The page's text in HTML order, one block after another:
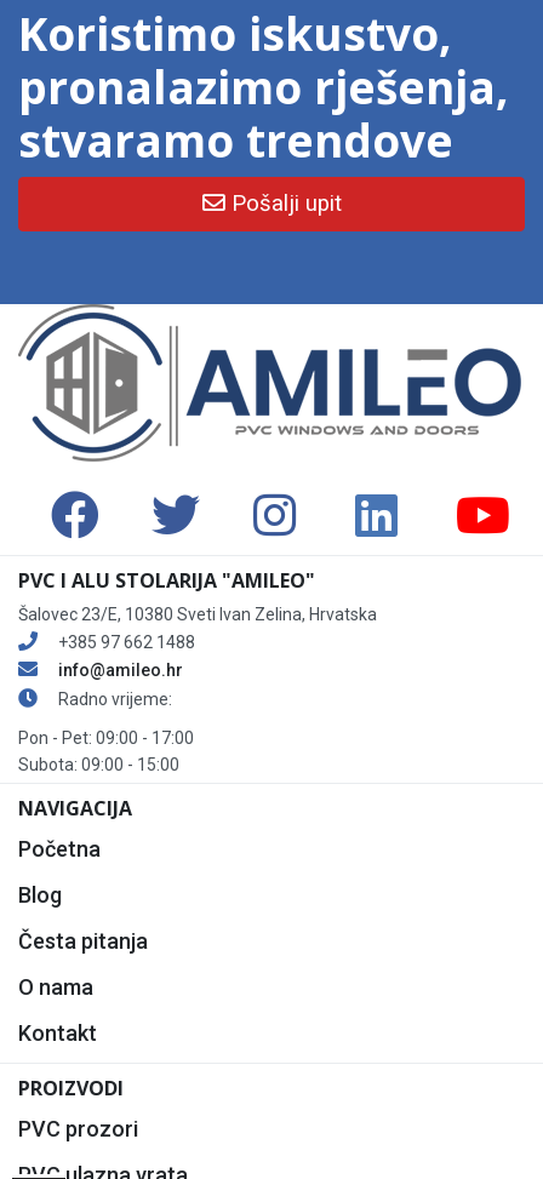
Koristimo iskustvo,
pronalazimo rješenja,
stvaramo trendove
Pošalji upit
PVC I ALU STOLARIJA "AMILEO"
Šalovec 23/E, 10380 Sveti Ivan Zelina, Hrvatska
+385 97 662 1488
info@amileo.hr
Radno vrijeme:
Pon - Pet: 09:00 - 17:00
Subota: 09:00 - 15:00
NAVIGACIJA
Početna
Blog
Česta pitanja
O nama
Kontakt
PROIZVODI
PVC prozori